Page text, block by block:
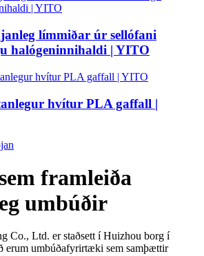
límmiðar úr sellófani
halógeninnihaldi | YITO
hvítur PLA gaffall |
framleiða
umbúðir
Co., Ltd. er staðsett í Huizhou borg í
erum umbúðafyrirtæki sem samþættir